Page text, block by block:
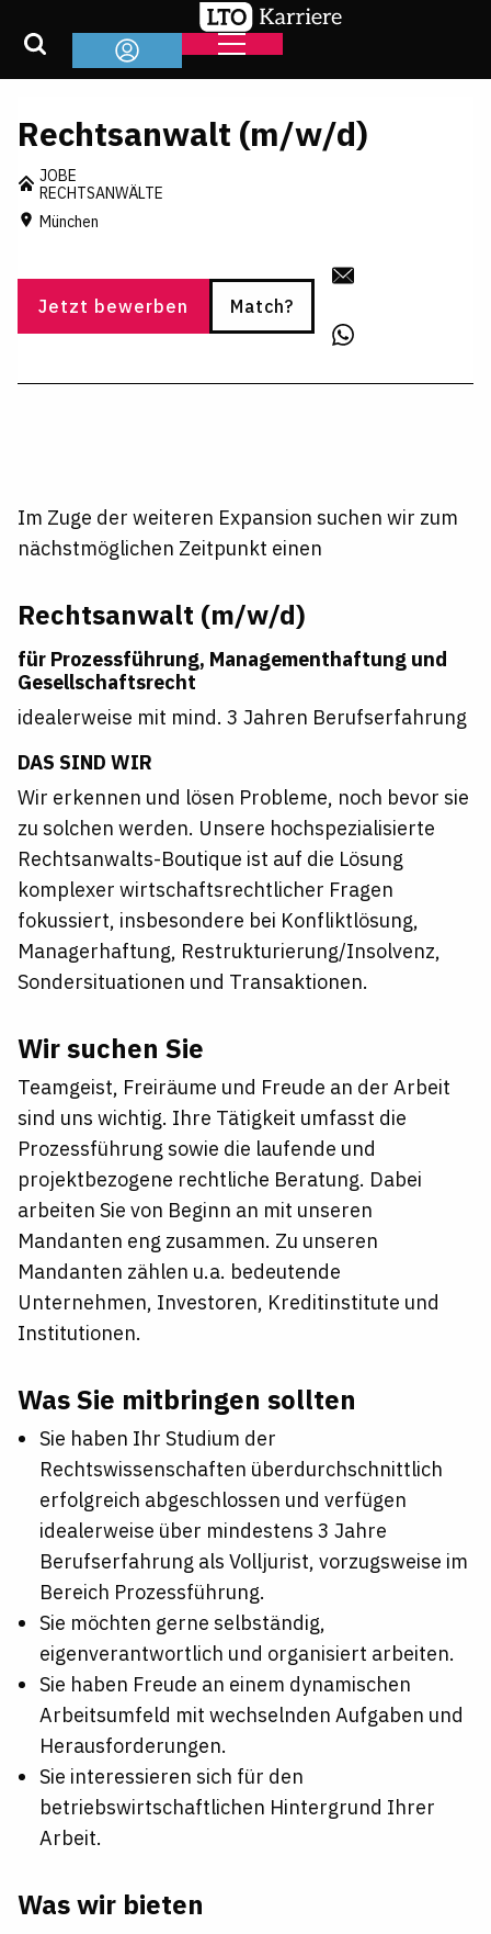
Rechtsanwalt (m/w/d)
JOBE
RECHTSANWÄLTE
München
Jetzt bewerben Match?
Im Zuge der weiteren Expansion suchen wir zum
nächstmöglichen Zeitpunkt einen
Rechtsanwalt (m/w/d)
für Prozessführung, Managementhaftung und
Gesellschaftsrecht
idealerweise mit mind. 3 Jahren Berufserfahrung
DAS SIND WIR
Wir erkennen und lösen Probleme, noch bevor sie
zu solchen werden. Unsere hochspezialisierte
Rechtsanwalts-Boutique ist auf die Lösung
komplexer wirtschaftsrechtlicher Fragen
fokussiert, insbesondere bei Konfliktlösung,
Managerhaftung, Restrukturierung/Insolvenz,
Sondersituationen und Transaktionen.
Wir suchen Sie
Teamgeist, Freiräume und Freude an der Arbeit
sind uns wichtig. Ihre Tätigkeit umfasst die
Prozessführung sowie die laufende und
projektbezogene rechtliche Beratung. Dabei
arbeiten Sie von Beginn an mit unseren
Mandanten eng zusammen. Zu unseren
Mandanten zählen u.a. bedeutende
Unternehmen, Investoren, Kreditinstitute und
Institutionen.
Was Sie mitbringen sollten
Sie haben Ihr Studium der
Rechtswissenschaften überdurchschnittlich
erfolgreich abgeschlossen und verfügen
idealerweise über mindestens 3 Jahre
Berufserfahrung als Volljurist, vorzugsweise im
Bereich Prozessführung.
Sie möchten gerne selbständig,
eigenverantwortlich und organisiert arbeiten.
Sie haben Freude an einem dynamischen
Arbeitsumfeld mit wechselnden Aufgaben und
Herausforderungen.
Sie interessieren sich für den
betriebswirtschaftlichen Hintergrund Ihrer
Arbeit.
Was wir bieten